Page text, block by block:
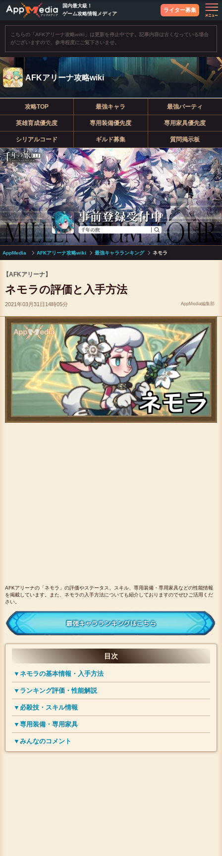
国内最大級！
ゲーム攻略情報メディア
ライター募集
こちらの「AFKアリーナ攻略wiki」は更新を停止中です。記事内容は古くなっている場合
がございますので、参考程度にご覧下さいませ。
AFKアリーナ攻略wiki
攻略TOP 最強キャラ 最強パーティ
英雄育成優先度 専用装備優先度 専用家具優先度
シリアルコード ギルド募集 質問掲示板
AppMedia AFKアリーナ攻略wiki 最強キャラランキング ネモラ
【AFKアリーナ】
ネモラの評価と入手方法
2021年03月31日14時05分 AppMedia編集部
AFKアリーナの「ネモラ」の評価やステータス、スキル、専用装備・専用家具などの性能情報
を掲載しています。また、ネモラの入手方法についても紹介しておりますのでぜひご活用くだ
さい。
最強キャラランキングはこちら
目次
▼ネモラの基本情報・入手方法
▼ランキング評価・性能解説
▼必殺技・スキル情報
▼専用装備・専用家具
▼みんなのコメント